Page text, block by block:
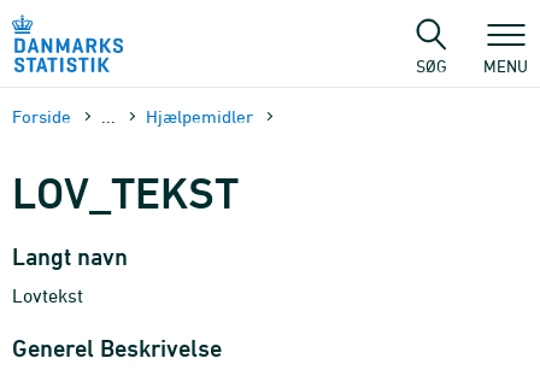
sidens
SØG MENU
Forside Hjælpemidler
LOV_TEKST
Langt navn
Lovtekst
Generel Beskrivelse